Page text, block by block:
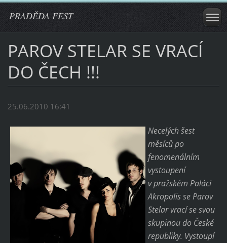
PRADĚDA FEST
PAROV STELAR SE VRACÍ
DO ČECH !!!
25.06.2010 16:41
Necelých šest
měsíců po
fenomenálním
vystoupení
v pražském Paláci
Akropolis se Parov
Stelar vrací se svou
skupinou do České
republiky. Vystoupí